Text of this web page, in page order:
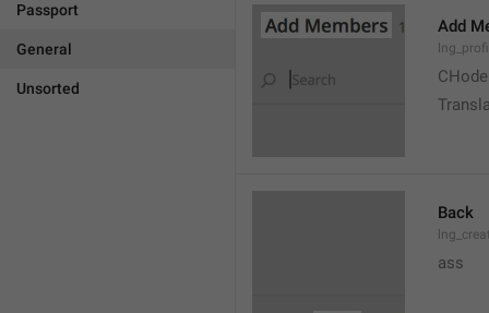
Passport
General
Unsorted
Add
Back
ass